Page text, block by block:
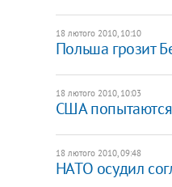
18 лютого 2010, 10:10
Польша грозит
18 лютого 2010, 10:03
США
18 лютого 2010, 09:48
НАТО осудил